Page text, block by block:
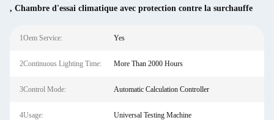
, Chambre d'essai climatique avec protection contre la surchauffe
1Oem Service: Yes
2Continuous Lighting Time: More Than 2000 Hours
3Control Mode: Automatic Calculation Controller
4Usage: Universal Testing Machine